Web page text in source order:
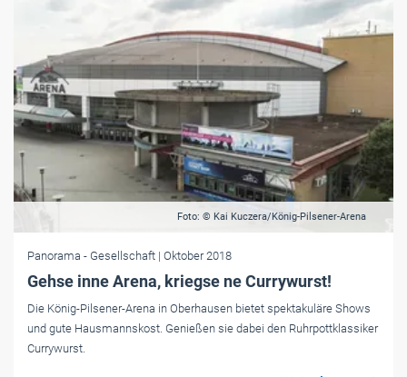
Foto: © Kai Kuczera/König-Pilsener-Arena
Panorama - Gesellschaft | Oktober 2018
Gehse inne Arena, kriegse ne Currywurst!
Die ­König-Pilsener-Arena in Oberhausen bietet spektakuläre Shows
und gute Hausmannskost. Genießen sie dabei den Ruhrpottklassiker
Currywurst.